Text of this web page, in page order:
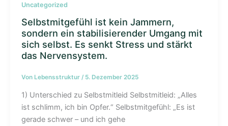
Uncategorized
Selbstmitgefühl ist kein Jammern,
sondern ein stabilisierender Umgang mit
sich selbst. Es senkt Stress und stärkt
das Nervensystem.
Von Lebensstruktur / 5. Dezember 2025
1) Unterschied zu Selbstmitleid Selbstmitleid: „Alles
ist schlimm, ich bin Opfer.“ Selbstmitgefühl: „Es ist
gerade schwer – und ich gehe